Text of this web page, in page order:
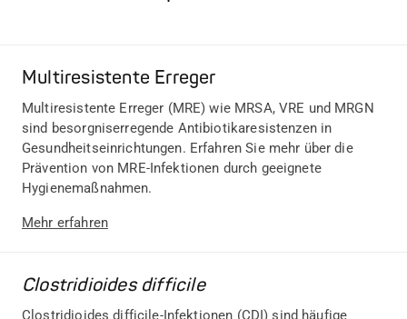
Multiresistente Erreger
Multiresistente Erreger (MRE) wie MRSA, VRE und MRGN
sind besorgniserregende Antibiotikaresistenzen in
Gesundheitseinrichtungen. Erfahren Sie mehr über die
Prävention von MRE-Infektionen durch geeignete
Hygienemaßnahmen.
Mehr erfahren
Clostridioides difficile
Clostridioides difficile-Infektionen (CDI) sind häufige